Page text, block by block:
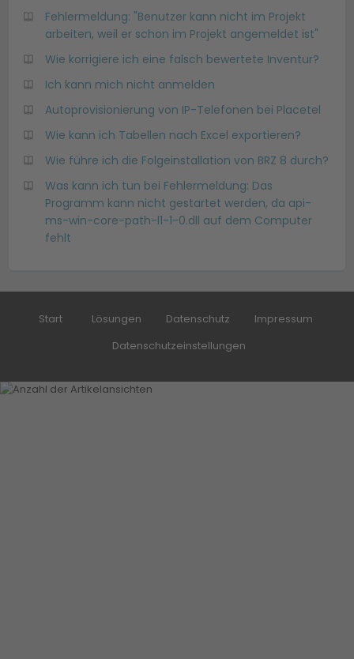
Fehlermeldung: "Benutzer kann nicht im Projekt
arbeiten, weil er schon im Projekt angemeldet ist"
Wie korrigiere ich eine falsch bewertete Inventur?
Ich kann mich nicht anmelden
Autoprovisionierung von IP-Telefonen bei Placetel
Wie kann ich Tabellen nach Excel exportieren?
Wie führe ich die Folgeinstallation von BRZ 8 durch?
Was kann ich tun bei Fehlermeldung: Das
Programm kann nicht gestartet werden, da api-
ms-win-core-path-l1-1-0.dll auf dem Computer
fehlt
Start Lösungen Datenschutz
Impressum
Datenschutzeinstellungen